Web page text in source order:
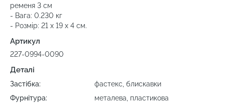
ременя 3 см
- Вага: 0.230 кг
- Розмір: 21 x 19 x 4 см.
Артикул
227-0994-0090
Деталі
Застібка:
фастекс, блискавки
Фурнітура:
металева, пластикова